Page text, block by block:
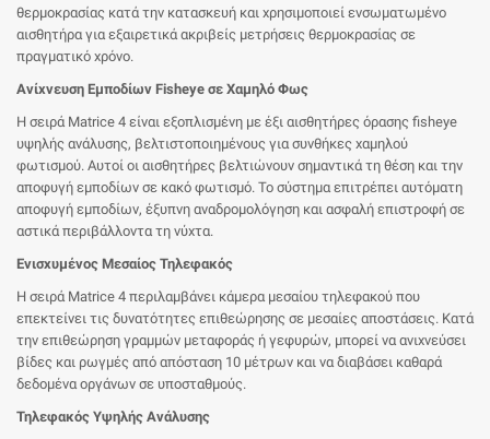
θερμοκρασίας κατά την κατασκευή και χρησιμοποιεί ενσωματωμένο
αισθητήρα για εξαιρετικά ακριβείς μετρήσεις θερμοκρασίας σε
πραγματικό χρόνο.
Ανίχνευση Εμποδίων Fisheye σε Χαμηλό Φως
Η σειρά Matrice 4 είναι εξοπλισμένη με έξι αισθητήρες όρασης fisheye
υψηλής ανάλυσης, βελτιστοποιημένους για συνθήκες χαμηλού
φωτισμού. Αυτοί οι αισθητήρες βελτιώνουν σημαντικά τη θέση και την
αποφυγή εμποδίων σε κακό φωτισμό. Το σύστημα επιτρέπει αυτόματη
αποφυγή εμποδίων, έξυπνη αναδρομολόγηση και ασφαλή επιστροφή σε
αστικά περιβάλλοντα τη νύχτα.
Ενισχυμένος Μεσαίος Τηλεφακός
Η σειρά Matrice 4 περιλαμβάνει κάμερα μεσαίου τηλεφακού που
επεκτείνει τις δυνατότητες επιθεώρησης σε μεσαίες αποστάσεις. Κατά
την επιθεώρηση γραμμών μεταφοράς ή γεφυρών, μπορεί να ανιχνεύσει
βίδες και ρωγμές από απόσταση 10 μέτρων και να διαβάσει καθαρά
δεδομένα οργάνων σε υποσταθμούς.
Τηλεφακός Υψηλής Ανάλυσης